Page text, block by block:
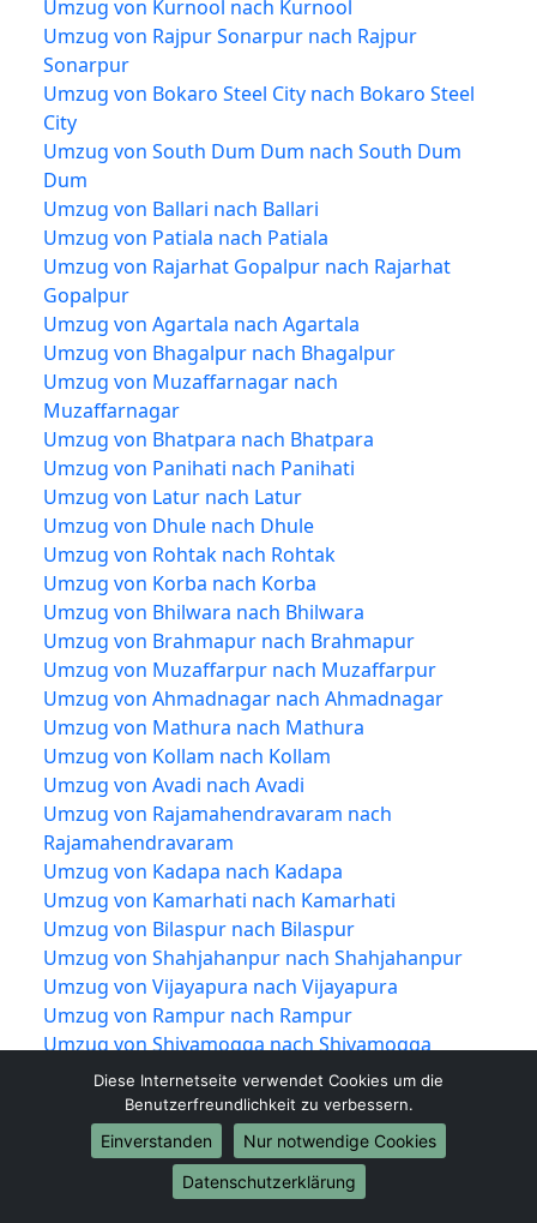
Umzug von Kurnool nach Kurnool
Umzug von Rajpur Sonarpur nach Rajpur
Sonarpur
Umzug von Bokaro Steel City nach Bokaro Steel
City
Umzug von South Dum Dum nach South Dum
Dum
Umzug von Ballari nach Ballari
Umzug von Patiala nach Patiala
Umzug von Rajarhat Gopalpur nach Rajarhat
Gopalpur
Umzug von Agartala nach Agartala
Umzug von Bhagalpur nach Bhagalpur
Umzug von Muzaffarnagar nach
Muzaffarnagar
Umzug von Bhatpara nach Bhatpara
Umzug von Panihati nach Panihati
Umzug von Latur nach Latur
Umzug von Dhule nach Dhule
Umzug von Rohtak nach Rohtak
Umzug von Korba nach Korba
Umzug von Bhilwara nach Bhilwara
Umzug von Brahmapur nach Brahmapur
Umzug von Muzaffarpur nach Muzaffarpur
Umzug von Ahmadnagar nach Ahmadnagar
Umzug von Mathura nach Mathura
Umzug von Kollam nach Kollam
Umzug von Avadi nach Avadi
Umzug von Rajamahendravaram nach
Rajamahendravaram
Umzug von Kadapa nach Kadapa
Umzug von Kamarhati nach Kamarhati
Umzug von Bilaspur nach Bilaspur
Umzug von Shahjahanpur nach Shahjahanpur
Umzug von Vijayapura nach Vijayapura
Umzug von Rampur nach Rampur
Umzug von Shivamogga nach Shivamogga
Umzug von Chandrapur nach Chandrapur
Umzug von Junagadh nach Junagadh
Umzug von Thrissur nach Thrissur
Umzug von Alwar nach Alwar
Umzug von Bardhaman nach Bardhaman
Diese Internetseite verwendet Cookies um die
Benutzerfreundlichkeit zu verbessern.
Einverstanden
Nur notwendige Cookies
Datenschutzerklärung